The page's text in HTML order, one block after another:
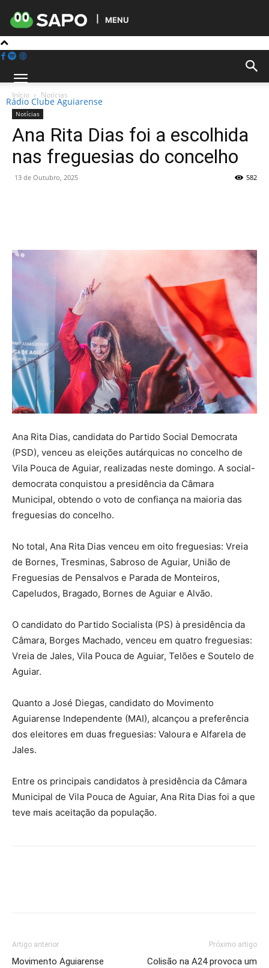
MENU
Rádio Clube Aguiarense
Início Notícias
Notícias
Ana Rita Dias foi a escolhida
nas freguesias do concelho
13 de Outubro, 2025 582
Ana Rita Dias, candidata do Partido Social Democrata
(PSD), venceu as eleições autárquicas no concelho de
Vila Pouca de Aguiar, realizadas neste domingo. A social-
democrata conquistou a presidência da Câmara
Municipal, obtendo o voto de confiança na maioria das
freguesias do concelho.
No total, Ana Rita Dias venceu em oito freguesias: Vreia
de Bornes, Tresminas, Sabroso de Aguiar, União de
Freguesias de Pensalvos e Parada de Monteiros,
Capeludos, Bragado, Bornes de Aguiar e Alvão.
O candidato do Partido Socialista (PS) à presidência da
Câmara, Borges Machado, venceu em quatro freguesias:
Vreia de Jales, Vila Pouca de Aguiar, Telões e Soutelo de
Aguiar.
Quanto a José Diegas, candidato do Movimento
Aguiarense Independente (MAI), alcançou a preferência
dos eleitores em duas freguesias: Valoura e Alfarela de
Jales.
Entre os principais candidatos à presidência da Câmara
Municipal de Vila Pouca de Aguiar, Ana Rita Dias foi a que
teve mais aceitação da população.
Artigo anterior
Movimento Aguiarense
Próximo artigo
Colisão na A24 provoca um